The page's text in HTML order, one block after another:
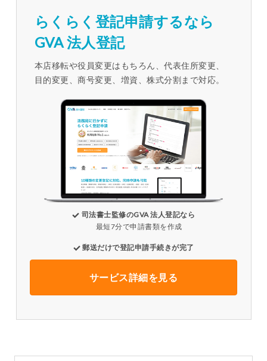
らくらく登記申請するなら
GVA 法人登記
本店移転や役員変更はもちろん、代表住所変更、
目的変更、商号変更、増資、株式分割まで対応。
司法書士監修のGVA 法人登記なら
最短7分で申請書類を作成
郵送だけで登記申請手続きが完了
サービス詳細を見る